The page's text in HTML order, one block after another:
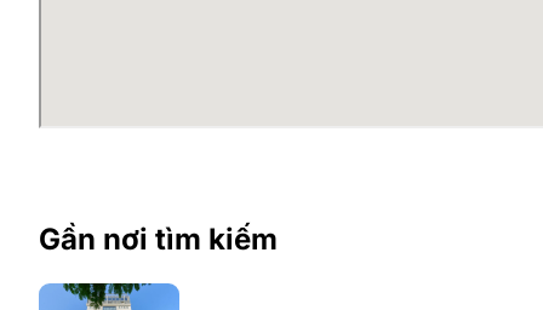
Hệ thống an ninh bảo vệ 24/7, hệ thống camera
Gần nơi tìm kiếm